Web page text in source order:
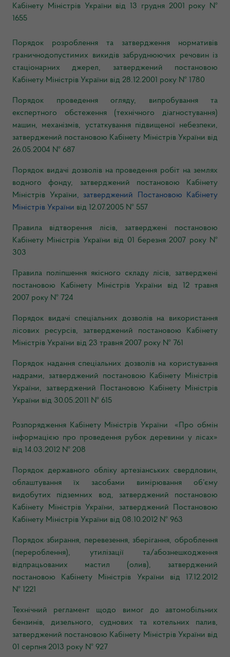
Кабінету Міністрів України від 13 грудня 2001 року №
1655
Порядок розроблення та затвердження нормативів
граничнодопустимих викидів забруднюючих речовин із
стаціонарних джерел, затверджений постановою
Кабінету Міністрів України від 28.12.2001 року № 1780
Порядок проведення огляду, випробування та
експертного обстеження (технічного діагностування)
машин, механізмів, устаткування підвищеної небезпеки,
затверджений постановою Кабінету Міністрів України від
26.05.2004 № 687
Порядок видачі дозволів на проведення робіт на землях
водного фонду, затверджений постановою Кабінету
Міністрів України, затверджений Постановою Кабінету
Міністрів України від 12.07.2005 № 557
Правила відтворення лісів, затверджені постановою
Кабінету Міністрів України від 01 березня 2007 року №
303
Правила поліпшення якісного складу лісів, затверджені
постановою Кабінету Міністрів України від 12 травня
2007 року № 724
Порядок видачі спеціальних дозволів на використання
лісових ресурсів, затверджений постановою Кабінету
Міністрів України від 23 травня 2007 року № 761
Порядок надання спеціальних дозволів на користування
надрами, затверджений постановою Кабінету Міністрів
України, затверджений Постановою Кабінету Міністрів
України від 30.05.2011 № 615
Розпорядження Кабінету Міністрів України «Про обмін
інформацією про проведення рубок деревини у лісах»
від 14.03.2012 № 208
Порядок державного обліку артезіанських свердловин,
облаштування їх засобами вимірювання об’єму
видобутих підземних вод, затверджений постановою
Кабінету Міністрів України, затверджений Постановою
Кабінету Міністрів України від 08.10.2012 № 963
Порядок збирання, перевезення, зберігання, оброблення
(перероблення), утилізації та/абознешкодження
відпрацьованих мастил (олив), затверджений
постановою Кабінету Міністрів України від 17.12.2012
№ 1221
Технічний регламент щодо вимог до автомобільних
бензинів, дизельного, суднових та котельних палив,
затверджений постановою Кабінету Міністрів України від
01 серпня 2013 року № 927